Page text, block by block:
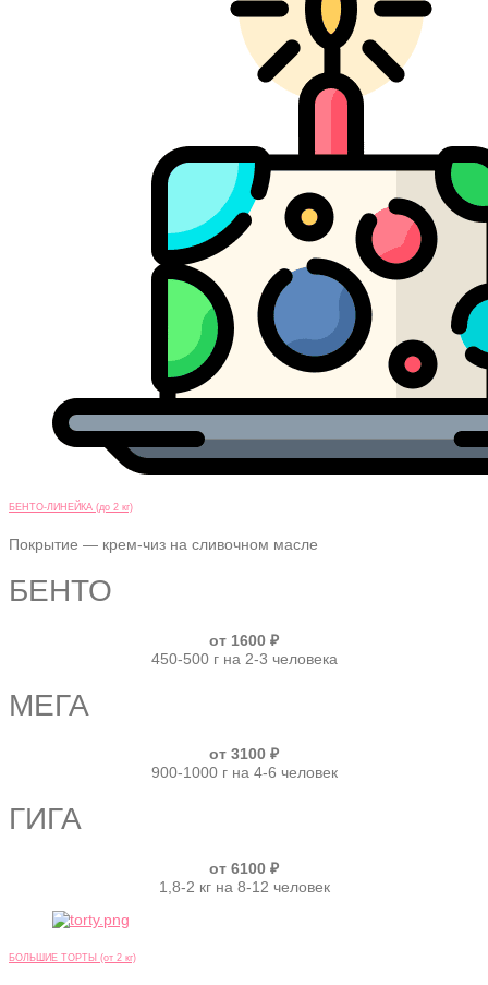
БЕНТО-ЛИНЕЙКА (до 2 кг)
Покрытие — крем-чиз на сливочном масле
БЕНТО
от 1600 ₽
450-500 г на 2-3 человека
МЕГА
от 3100 ₽
900-1000 г на 4-6 человек
ГИГА
от 6100 ₽
1,8-2 кг на 8-12 человек
БОЛЬШИЕ ТОРТЫ (от 2 кг)